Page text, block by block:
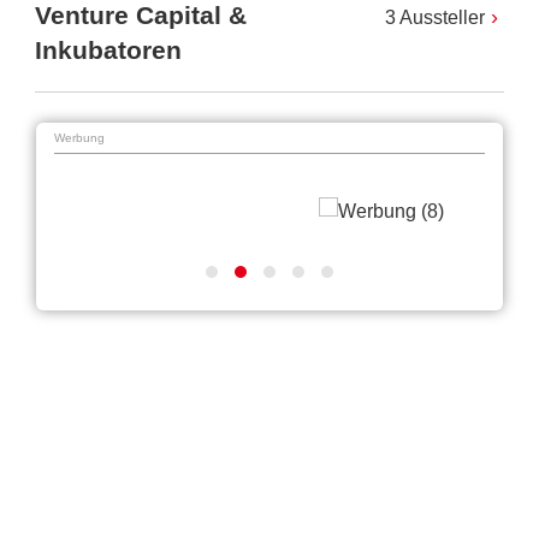
Venture Capital &
Inkubatoren
3 Aussteller
Werbung